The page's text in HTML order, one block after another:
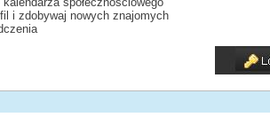
i zdobywaj nowych znajomych